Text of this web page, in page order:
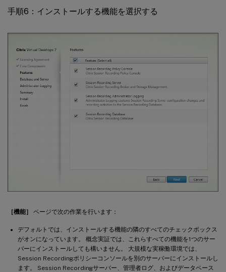
手順6：インストールする機能を選択する
［機能］ ページで次の作業を行います：
デフォルトでは、インストールする機能の隣のすべてのチェックボックス
がオンになっています。 概念実証では、これらすべての機能を1つのサー
バーにインストールしても構いません。 大規模な実稼働環境では、
Session Recordingポリシーコンソールを別のサーバーにインストールし
ます。 Session Recordingサーバー、管理者ログ、およびデータベース